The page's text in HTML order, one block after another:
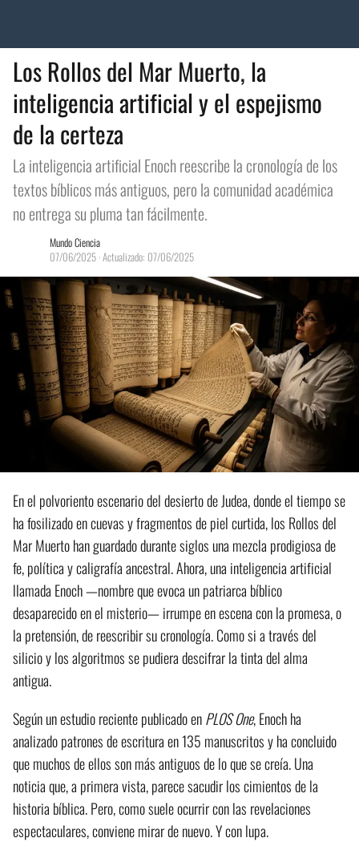
Los Rollos del Mar Muerto, la
inteligencia artificial y el espejismo
de la certeza
La inteligencia artificial Enoch reescribe la cronología de los
textos bíblicos más antiguos, pero la comunidad académica
no entrega su pluma tan fácilmente.
Mundo Ciencia
07/06/2025 · Actualizado: 07/06/2025
En el polvoriento escenario del desierto de Judea, donde el tiempo se
ha fosilizado en cuevas y fragmentos de piel curtida, los Rollos del
Mar Muerto han guardado durante siglos una mezcla prodigiosa de
fe, política y caligrafía ancestral. Ahora, una inteligencia artificial
llamada Enoch —nombre que evoca un patriarca bíblico
desaparecido en el misterio— irrumpe en escena con la promesa, o
la pretensión, de reescribir su cronología. Como si a través del
silicio y los algoritmos se pudiera descifrar la tinta del alma
antigua.
Según un estudio reciente publicado enPLOS One, Enoch ha
analizado patrones de escritura en 135 manuscritos y ha concluido
que muchos de ellos son más antiguos de lo que se creía. Una
noticia que, a primera vista, parece sacudir los cimientos de la
historia bíblica. Pero, como suele ocurrir con las revelaciones
espectaculares, conviene mirar de nuevo. Y con lupa.